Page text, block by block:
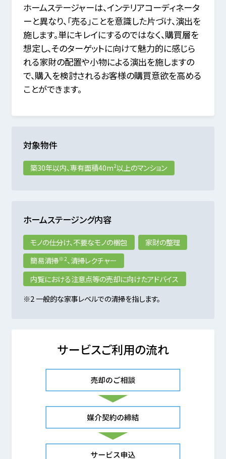
ホームステージャーは、インテリアコーディネータ
ーと異なり、「売る」ことを意識した片づけ、演出を
施します。単にキレイにするのではなく、購買層を
想定し、そのターゲットに向けて魅力的に感じら
れる家財の配置や小物による演出を施しますの
で、購入を検討されるお客様の購買意欲を高める
ことができます。
対象物件
築30年以内、専有面積40m²以上のマンション
ホームステージング内容
モノの仕分け、不要なモノの梱包
家財の整理
簡易清掃※2、清掃レクチャー
内覧における注意点等の売却に向けたアドバイス
※2 一般的な家事レベルでの清掃を指します。
サービスご利用の流れ